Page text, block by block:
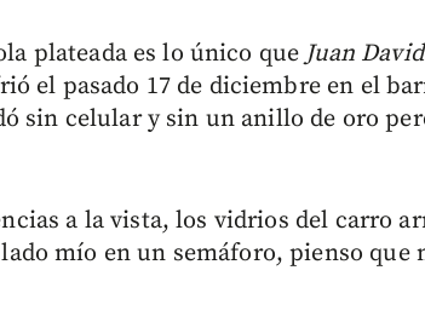
plateada es lo único queJuan David
el pasado 17 de diciembre en el
sin celular y sin un anillo de oro
a la vista, los vidrios del carro
mío en un semáforo, pienso que